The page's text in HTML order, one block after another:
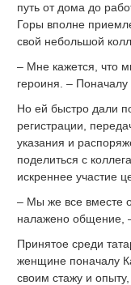
путь от дома до
Горы вполне
свой небольшой
– Мне кажется, что
героиня. –
Но ей быстро дали
регистрации,
указания и
поделиться с
искреннее участие
– Мы же все вместе
налажено общение,
Принятое среди
женщине поначалу
своим стажу и